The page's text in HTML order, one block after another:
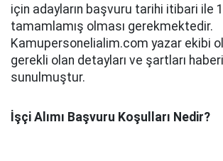
için adayların başvuru tarihi itibari ile
tamamlamış olması gerekmektedir.
Kamupersonelialim.com yazar ekibi
gerekli olan detayları ve şartları
sunulmuştur.
İşçi Alımı Başvuru Koşulları Nedir?